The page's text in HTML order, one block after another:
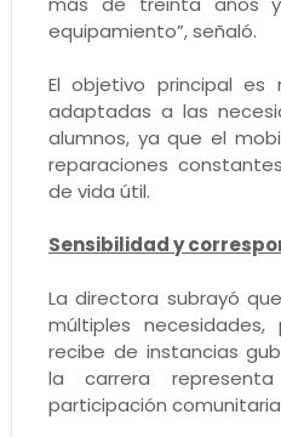
equipamiento”, señaló.
El objetivo principal es
adaptadas a las
alumnos, ya que el
reparaciones
de vida útil.
Sensibilidad y
La directora subrayó
múltiples
recibe de instancias
la carrera
participación